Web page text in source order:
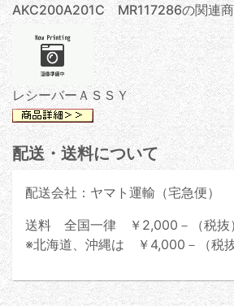
AKC200A201C MR117286の関連
レシーバーＡＳＳＹ
配送・送料について
配送会社：ヤマト運輸（宅急便）
送料 全国一律 ￥2,000－（税抜）
※北海道、沖縄は ￥4,000－（税抜